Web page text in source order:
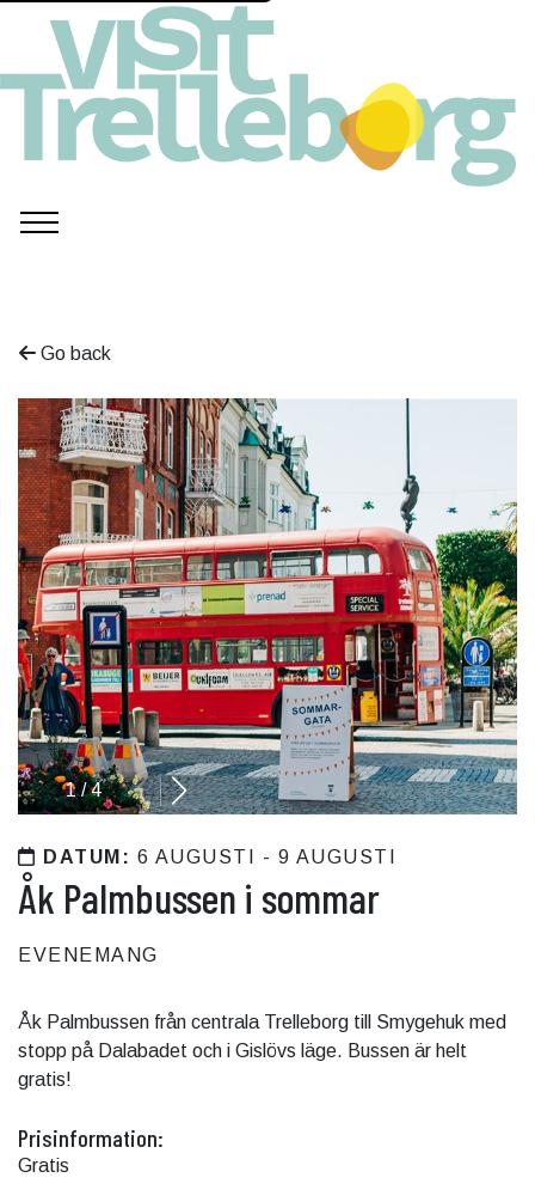
Go back
1/4
DATUM: 6 AUGUSTI - 9 AUGUSTI
Åk Palmbussen i sommar
EVENEMANG
Åk Palmbussen från centrala Trelleborg till Smygehuk med
stopp på Dalabadet och i Gislövs läge. Bussen är helt
gratis!
Prisinformation:
Gratis